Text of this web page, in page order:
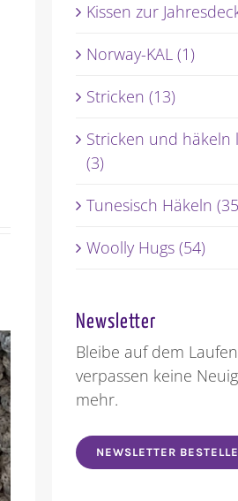
Kissen zur
Norway-KAL (1)
Stricken (13)
Stricken und häkeln
(3)
Tunesisch Häkeln
Woolly Hugs (54)
Newsletter
Bleibe auf dem
verpassen keine
mehr.
NEWSLETTER